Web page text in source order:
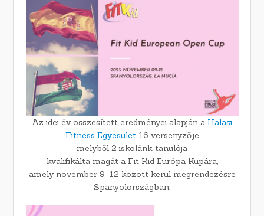
Az idei év összesített eredményei alapján a Halasi
Fitness Egyesület16 versenyzője
– melyből 2 iskolánk tanulója –
kvalifikálta magát a Fit Kid Európa Kupára,
amely november 9-12 között kerül megrendezésre
Spanyolországban.